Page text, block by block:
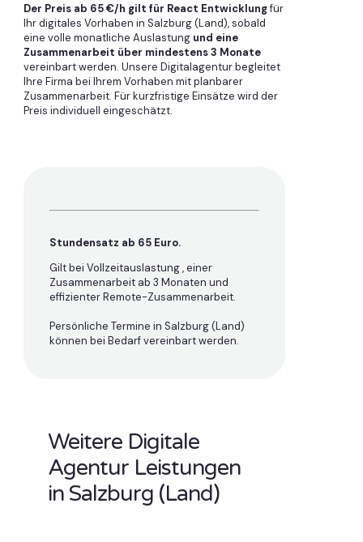
Der Preis ab 65 €/h gilt für React Entwicklungfür
Ihr digitales Vorhaben in Salzburg (Land), sobald
eine volle monatliche Auslastung und eine
Zusammenarbeit über mindestens 3 Monate
vereinbart werden. Unsere Digitalagentur begleitet
Ihre Firma bei Ihrem Vorhaben mit planbarer
Zusammenarbeit. Für kurzfristige Einsätze wird der
Preis individuell eingeschätzt.
Stundensatz ab 65 Euro.
Gilt bei Vollzeitauslastung , einer
Zusammenarbeit ab 3 Monaten und
effizienter Remote-Zusammenarbeit.
Persönliche Termine in Salzburg (Land)
können bei Bedarf vereinbart werden.
Weitere Digitale
Agentur Leistungen
in Salzburg (Land)